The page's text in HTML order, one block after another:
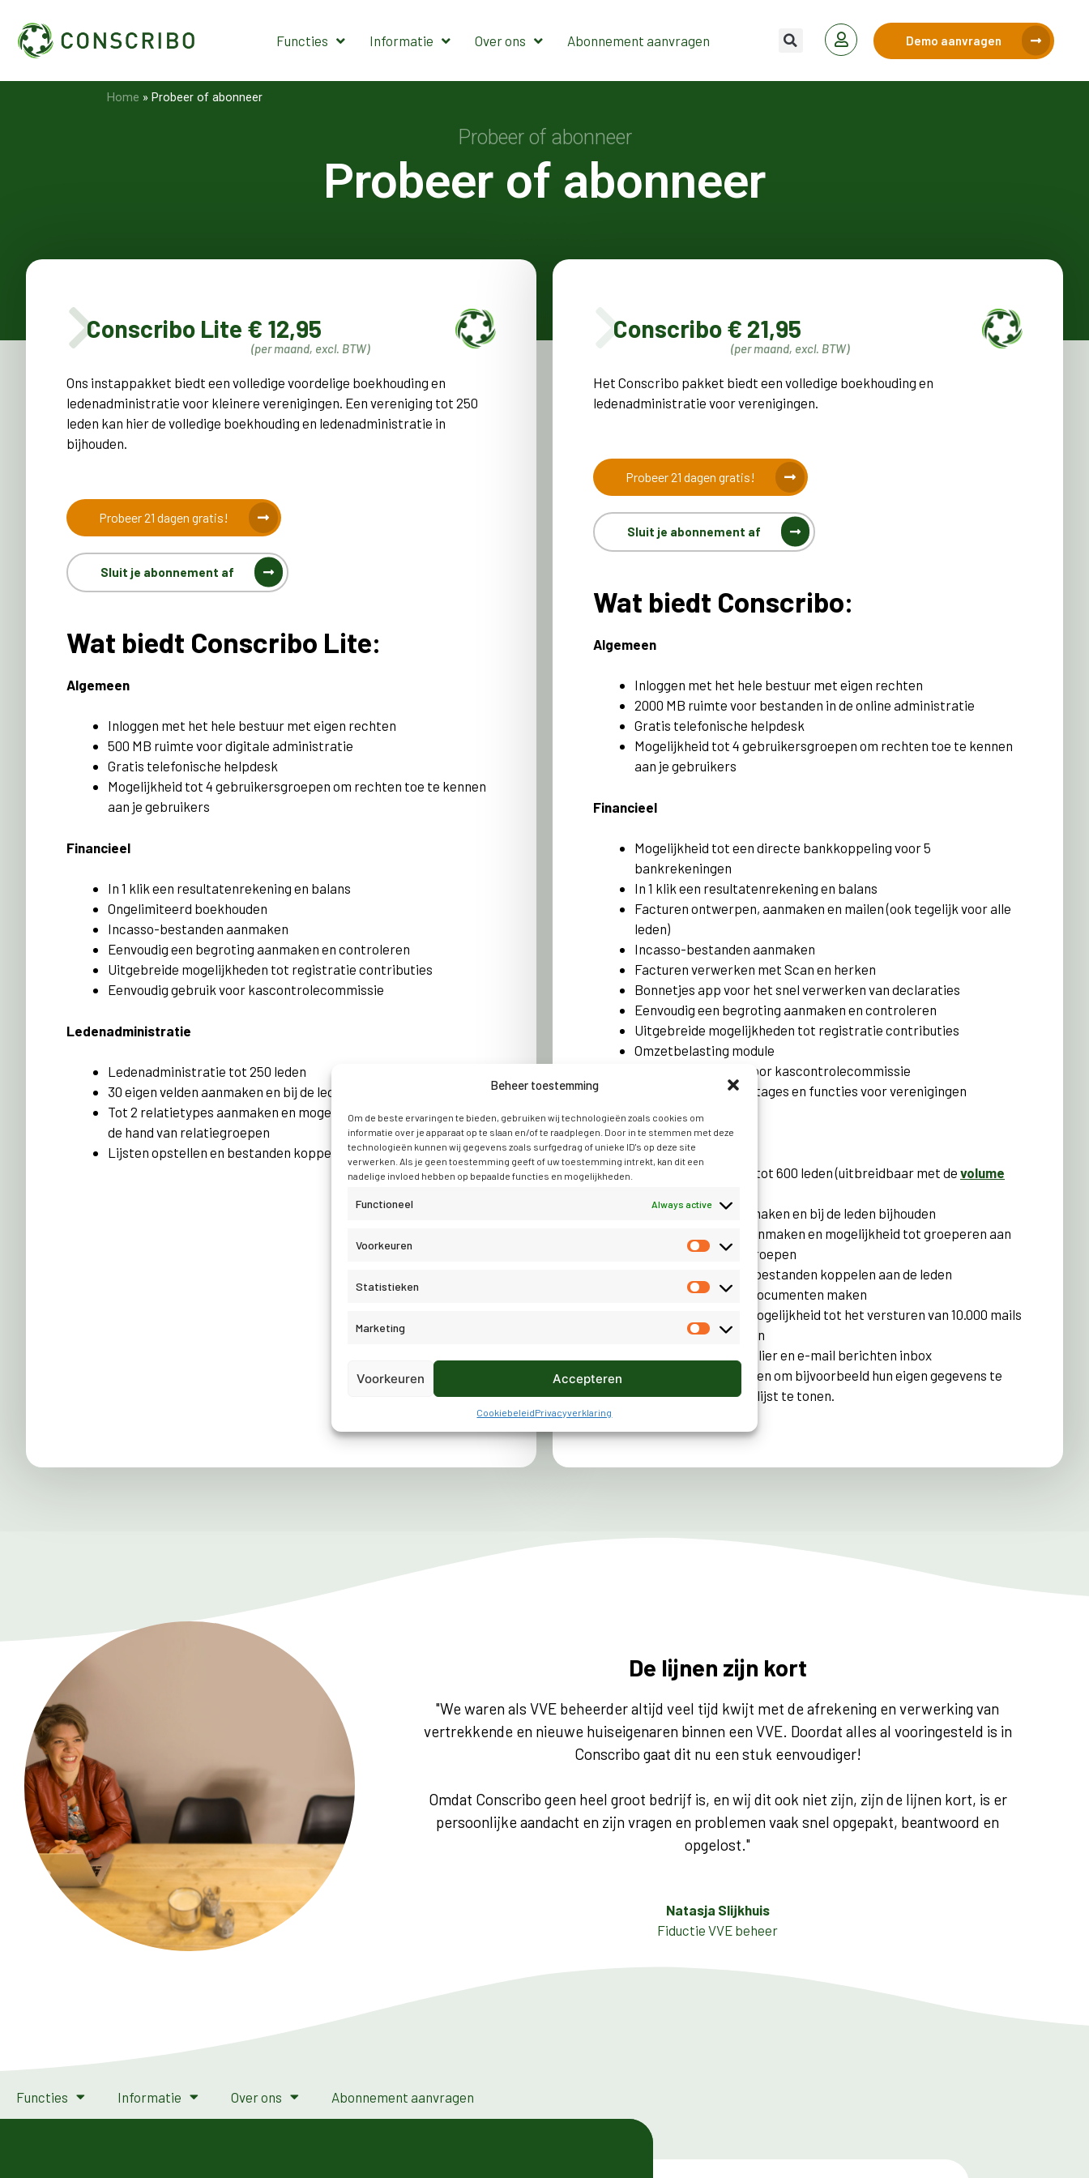
Beheer toestemming
Om de beste ervaringen te bieden, gebruiken wij technologieën zoals cookies om
informatie over je apparaat op te slaan en/of te raadplegen. Door in te stemmen met deze
technologieën kunnen wij gegevens zoals surfgedrag of unieke ID's op deze site
verwerken. Als je geen toestemming geeft of uw toestemming intrekt, kan dit een
nadelige invloed hebben op bepaalde functies en mogelijkheden.
Functioneel Always active
Voorkeuren
Statistieken
Marketing
Accepteren
Voorkeuren
CookiebeleidPrivacyverklaring
Functies Informatie Over ons Abonnement aanvragen Demo aanvragen
Home » Probeer of abonneer
Probeer of abonneer
Probeer of abonneer
Conscribo Lite € 12,95
(per maand, excl. BTW)
Ons instappakket biedt een volledige voordelige boekhouding en
ledenadministratie voor kleinere verenigingen. Een vereniging tot 250
leden kan hier de volledige boekhouding en ledenadministratie in
bijhouden.
Probeer 21 dagen gratis!
Sluit je abonnement af
Wat biedt Conscribo Lite:
Algemeen
Inloggen met het hele bestuur met eigen rechten
500 MB ruimte voor digitale administratie
Gratis telefonische helpdesk
Mogelijkheid tot 4 gebruikersgroepen om rechten toe te kennen
aan je gebruikers
Financieel
In 1 klik een resultatenrekening en balans
Ongelimiteerd boekhouden
Incasso-bestanden aanmaken
Eenvoudig een begroting aanmaken en controleren
Uitgebreide mogelijkheden tot registratie contributies
Eenvoudig gebruik voor kascontrolecommissie
Ledenadministratie
Ledenadministratie tot 250 leden
30 eigen velden aanmaken en bij de leden bijhouden
Tot 2 relatietypes aanmaken en mogelijkheid tot groeperen aan
de hand van relatiegroepen
Lijsten opstellen en bestanden koppelen aan de leden
Conscribo € 21,95
(per maand, excl. BTW)
Het Conscribo pakket biedt een volledige boekhouding en
ledenadministratie voor verenigingen.
Probeer 21 dagen gratis!
Sluit je abonnement af
Wat biedt Conscribo:
Algemeen
Inloggen met het hele bestuur met eigen rechten
2000 MB ruimte voor bestanden in de online administratie
Gratis telefonische helpdesk
Mogelijkheid tot 4 gebruikersgroepen om rechten toe te kennen
aan je gebruikers
Financieel
Mogelijkheid tot een directe bankkoppeling voor 5
bankrekeningen
In 1 klik een resultatenrekening en balans
Facturen ontwerpen, aanmaken en mailen (ook tegelijk voor alle
leden)
Incasso-bestanden aanmaken
Facturen verwerken met Scan en herken
Bonnetjes app voor het snel verwerken van declaraties
Eenvoudig een begroting aanmaken en controleren
Uitgebreide mogelijkheden tot registratie contributies
Omzetbelasting module
Eenvoudig gebruik voor kascontrolecommissie
En veel meer rapportages en functies voor verenigingen
Ledenadministratie
Ledenadministratie tot 600 leden (uitbreidbaar met de volume
45 eigen velden aanmaken en bij de leden bijhouden
Tot 3 relatietypes aanmaken en mogelijkheid tot groeperen aan
de hand van relatiegroepen
Lijsten opstellen en bestanden koppelen aan de leden
Gepersonaliseerde documenten maken
E-mailmodule met mogelijkheid tot het versturen van 10.000 mails
per jaar naar uw leden
Online inschrijfformulier en e-mail berichten inbox
Platform voor uw leden om bijvoorbeeld hun eigen gegevens te
wijzigen of een ledenlijst te tonen.
De lijnen zijn kort
"We waren als VVE beheerder altijd veel tijd kwijt met de afrekening en verwerking van
vertrekkende en nieuwe huiseigenaren binnen een VVE. Doordat alles al vooringesteld is in
Conscribo gaat dit nu een stuk eenvoudiger!
Omdat Conscribo geen heel groot bedrijf is, en wij dit ook niet zijn, zijn de lijnen kort, is er
persoonlijke aandacht en zijn vragen en problemen vaak snel opgepakt, beantwoord en
opgelost."
Natasja Slijkhuis
Fiductie VVE beheer
Functies Informatie Over ons Abonnement aanvragen